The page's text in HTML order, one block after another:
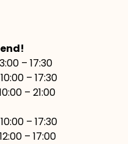
17:30
– 17:30
21:00
17:30
17:00